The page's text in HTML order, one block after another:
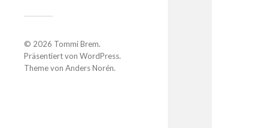
© 2026 Tommi Brem.
Präsentiert von WordPress.
Theme von Anders Norén.